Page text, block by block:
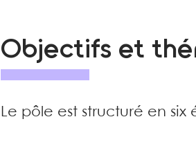
Objectifs et
Le pôle est structuré en